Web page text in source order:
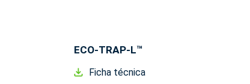
ECO-TRAP-L™
Ficha técnica